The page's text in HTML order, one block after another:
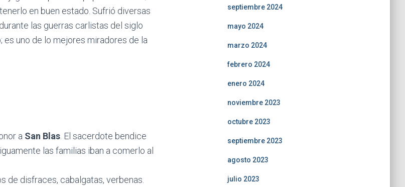
en buen estado. Sufrió diversas
las guerras carlistas del siglo
es uno de lo mejores miradores de la
a San Blas . El sacerdote bendice
las familias iban a comerlo al
de disfraces, cabalgatas, verbenas.
septiembre 2024
mayo 2024
marzo 2024
febrero 2024
enero 2024
noviembre 2023
octubre 2023
septiembre 2023
agosto 2023
julio 2023